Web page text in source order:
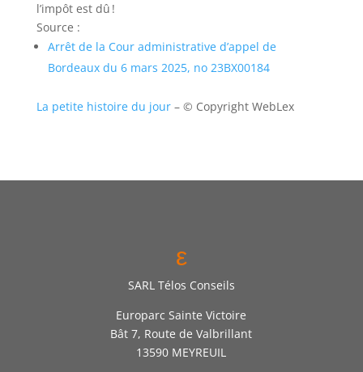
l’impôt est dû !
Source :
Arrêt de la Cour administrative d’appel de
Bordeaux du 6 mars 2025, no 23BX00184
La petite histoire du jour– © Copyright WebLex
ε
SARL Télos Conseils
Europarc Sainte Victoire
Bât 7, Route de Valbrillant
13590 MEYREUIL